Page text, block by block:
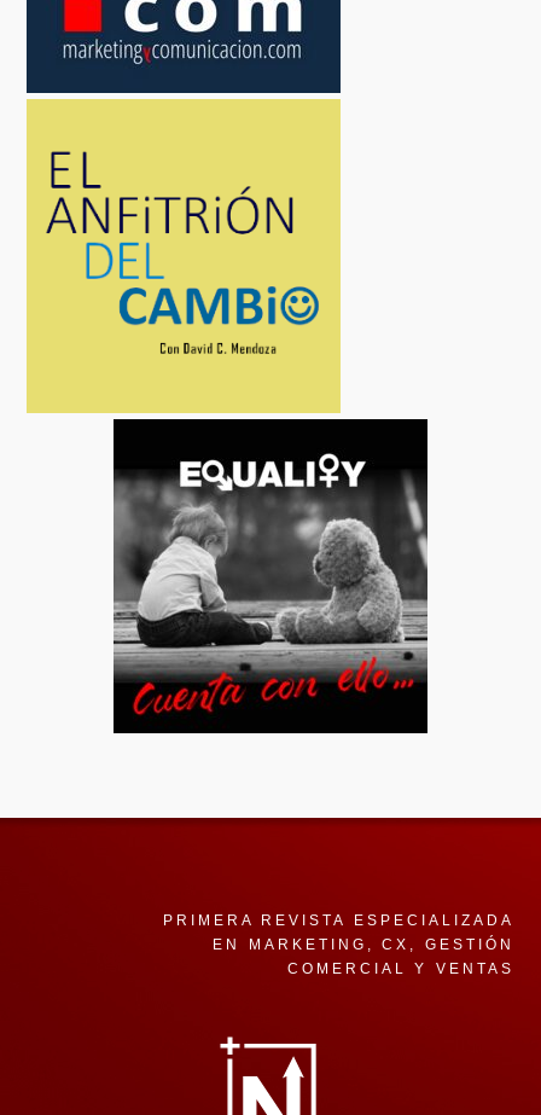
PRIMERA REVISTA ESPECIALIZADA
EN MARKETING, CX, GESTIÓN
COMERCIAL Y VENTAS